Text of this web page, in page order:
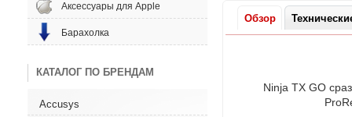
Аксессуары для Apple
Барахолка
КАТАЛОГ ПО БРЕНДАМ
Accusys
Обзор
Ninja TX GO